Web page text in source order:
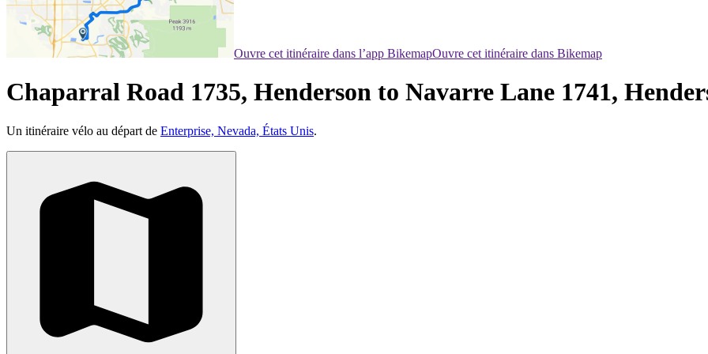
Ouvre cet itinéraire dans l’app BikemapOuvre cet itinéraire dans Bikemap
Chaparral Road 1735, Henderson to Navarre Lane 1741,
Un itinéraire vélo au départ de Enterprise, Nevada, États Unis.